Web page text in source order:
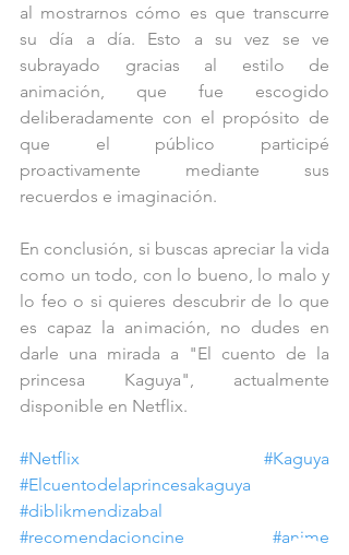
al mostrarnos cómo es que transcurre
su día a día. Esto a su vez se ve
subrayado gracias al estilo de
animación, que fue escogido
deliberadamente con el propósito de
que el público participé
proactivamente mediante sus
recuerdos e imaginación.
En conclusión, si buscas apreciar la vida
como un todo, con lo bueno, lo malo y
lo feo o si quieres descubrir de lo que
es capaz la animación, no dudes en
darle una mirada a "El cuento de la
princesa Kaguya", actualmente
disponible en Netflix.
#Netflix
#Kaguya
#Elcuentodelaprincesakaguya
#diblikmendizabal
#recomendacioncine
#anime